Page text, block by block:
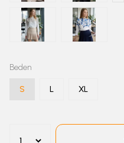
Beden
S L XL